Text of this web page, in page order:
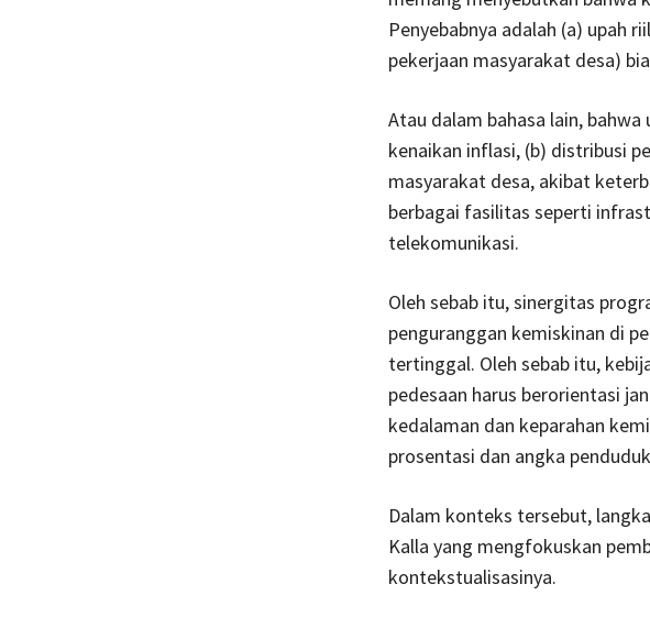
Penyebabnya adalah (a) upah
pekerjaan masyarakat desa)
Atau dalam bahasa lain,
kenaikan inflasi, (b) distribusi
masyarakat desa, akibat
berbagai fasilitas seperti
telekomunikasi.
Oleh sebab itu, sinergitas
penguranggan kemiskinan di
tertinggal. Oleh sebab itu,
pedesaan harus berorientasi
kedalaman dan keparahan
prosentasi dan angka
Dalam konteks tersebut,
Kalla yang mengfokuskan
kontekstualisasinya.